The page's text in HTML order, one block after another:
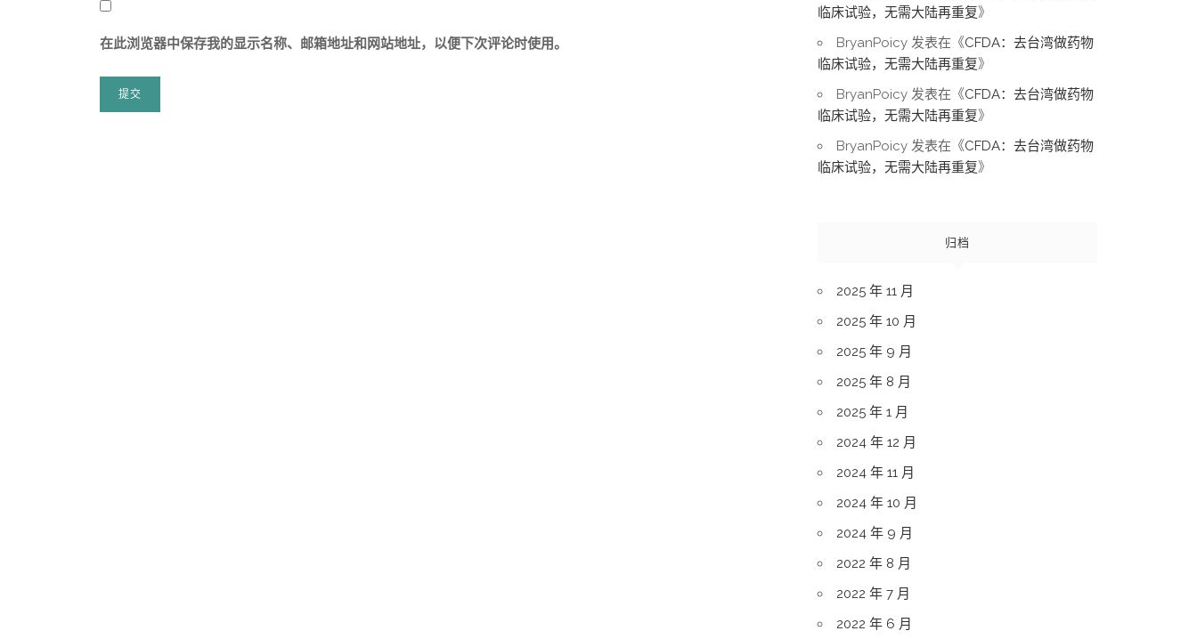
在此浏览器中保存我的显示名称、邮箱地址和网站地址，以便下次评论时使用。
临床试验，无需大陆再重复》
BryanPoicy 发表在《CFDA：去台湾做药物
临床试验，无需大陆再重复》
BryanPoicy 发表在《CFDA：去台湾做药物
临床试验，无需大陆再重复》
BryanPoicy 发表在《CFDA：去台湾做药物
临床试验，无需大陆再重复》
归档
2025 年 11 月
2025 年 10 月
2025 年 9 月
2025 年 8 月
2025 年 1 月
2024 年 12 月
2024 年 11 月
2024 年 10 月
2024 年 9 月
2022 年 8 月
2022 年 7 月
2022 年 6 月